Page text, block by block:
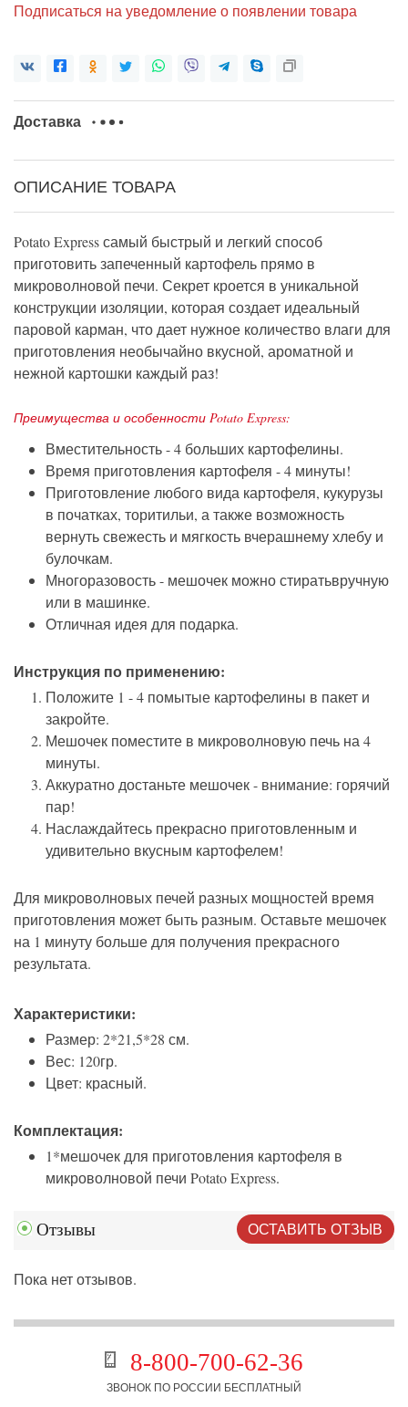
Подписаться на уведомление о появлении товара
Доставка
ОПИСАНИЕ ТОВАРА
Potato Express самый быстрый и легкий способ
приготовить запеченный картофель прямо в
микроволновой печи. Секрет кроется в уникальной
конструкции изоляции, которая создает идеальный
паровой карман, что дает нужное количество влаги для
приготовления необычайно вкусной, ароматной и
нежной картошки каждый раз!
Преимущества и особенности Potato Express:
Вместительность - 4 больших картофелины.
Время приготовления картофеля - 4 минуты!
Приготовление любого вида картофеля, кукурузы
в початках, торитильи, а также возможность
вернуть свежесть и мягкость вчерашнему хлебу и
булочкам.
Многоразовость - мешочек можно стиратьвручную
или в машинке.
Отличная идея для подарка.
Инструкция по применению:
Положите 1 - 4 помытые картофелины в пакет и
закройте.
Мешочек поместите в микроволновую печь на 4
минуты.
Аккуратно достаньте мешочек - внимание: горячий
пар!
Наслаждайтесь прекрасно приготовленным и
удивительно вкусным картофелем!
Для микроволновых печей разных мощностей время
приготовления может быть разным. Оставьте мешочек
на 1 минуту больше для получения прекрасного
результата.
Характеристики:
Размер: 2*21,5*28 см.
Вес: 120гр.
Цвет: красный.
Комплектация:
1*мешочек для приготовления картофеля в
микроволновой печи Potato Express.
Отзывы ОСТАВИТЬ ОТЗЫВ
Пока нет отзывов.
8-800-700-62-36
ЗВОНОК ПО РОССИИ БЕСПЛАТНЫЙ